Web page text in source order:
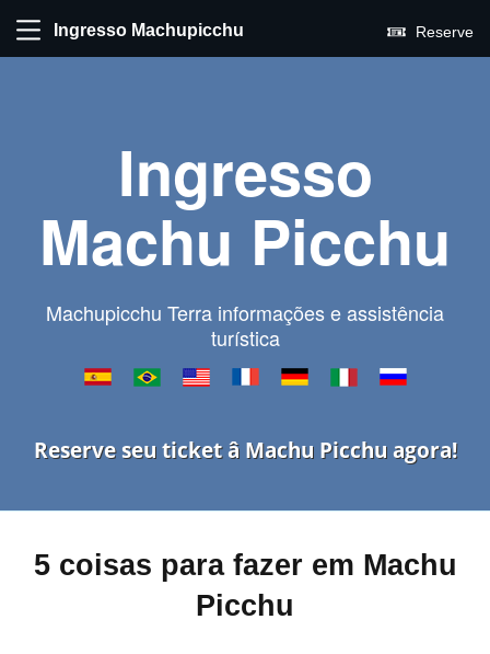
Ingresso Machupicchu Reserve
Ingresso
Machu Picchu
Machupicchu Terra informações e assistência
turística
Reserve seu ticket â Machu Picchu agora!
5 coisas para fazer em Machu
Picchu